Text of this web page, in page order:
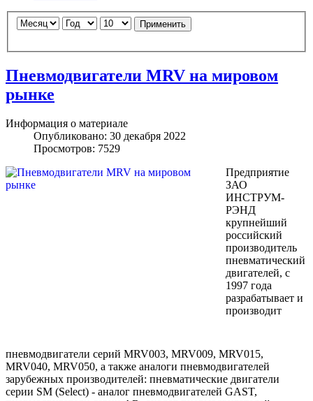
Применить
Пневмодвигатели MRV на мировом
рынке
Информация о материале
Опубликовано: 30 декабря 2022
Просмотров: 7529
Предприятие
ЗАО
ИНСТРУМ-
РЭНД
крупнейший
российский
производитель
пневматический
двигателей, с
1997 года
разрабатывает и
производит
пневмодвигатели серий MRV003, MRV009, MRV015,
MRV040, MRV050, а также аналоги пневмодвигателей
зарубежных производителей: пневматические двигатели
серии SM (Select) - аналог пневмодвигателей GAST,